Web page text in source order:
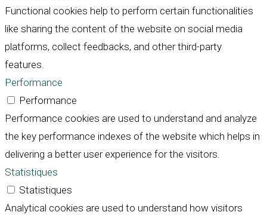
Functional cookies help to perform certain functionalities
like sharing the content of the website on social media
platforms, collect feedbacks, and other third-party
features.
Performance
Performance
Performance cookies are used to understand and analyze
the key performance indexes of the website which helps in
delivering a better user experience for the visitors.
Statistiques
Statistiques
Analytical cookies are used to understand how visitors